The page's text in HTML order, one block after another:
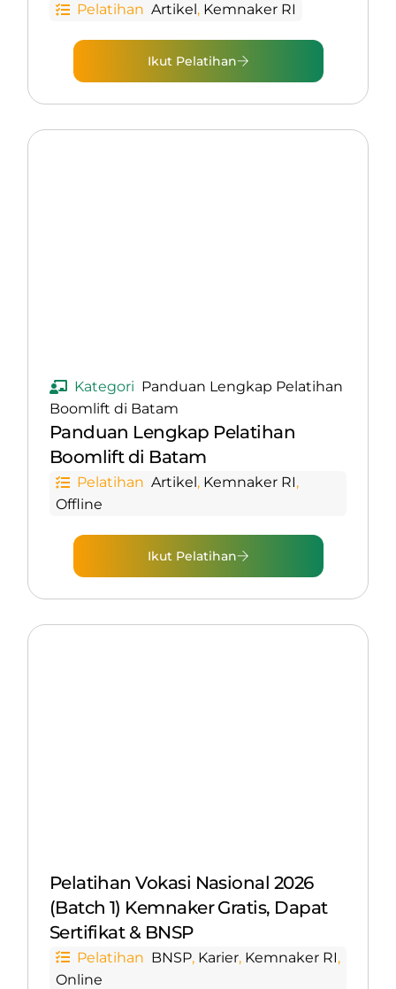
Pelatihan Artikel, Kemnaker RI
Ikut Pelatihan
Kategori Panduan Lengkap Pelatihan
Boomlift di Batam
Panduan Lengkap Pelatihan
Boomlift di Batam
Pelatihan Artikel, Kemnaker RI,
Offline
Ikut Pelatihan
Pelatihan Vokasi Nasional 2026
(Batch 1) Kemnaker Gratis, Dapat
Sertifikat & BNSP
Pelatihan BNSP, Karier, Kemnaker RI,
Online